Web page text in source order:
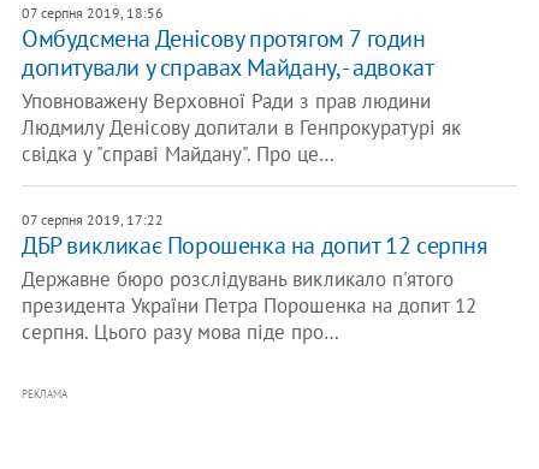
07 серпня 2019, 18:56
Омбудсмена Денісову протягом 7 годин
допитували у справах Майдану, - адвокат
Уповноважену Верховної Ради з прав людини
Людмилу Денісову допитали в Генпрокуратурі як
свідка у "справі Майдану". Про це…
07 серпня 2019, 17:22
ДБР викликає Порошенка на допит 12 серпня
Державне бюро розслідувань викликало п'ятого
президента України Петра Порошенка на допит 12
серпня. Цього разу мова піде про…
РЕКЛАМА